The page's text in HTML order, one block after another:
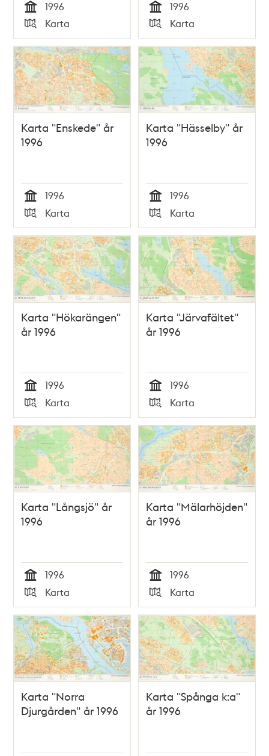
Tid
1996
Typ
Karta Tid
1996
Typ
Karta
Karta "Enskede" år
1996
Tid
1996
Typ
Karta
Karta "Hässelby" år
1996
Tid
1996
Typ
Karta
Karta "Hökarängen"
år 1996
Tid
1996
Typ
Karta
Karta "Järvafältet"
år 1996
Tid
1996
Typ
Karta
Karta "Långsjö" år
1996
Tid
1996
Typ
Karta
Karta "Mälarhöjden"
år 1996
Tid
1996
Typ
Karta
Karta "Norra
Djurgården" år 1996
Karta "Spånga k:a"
år 1996